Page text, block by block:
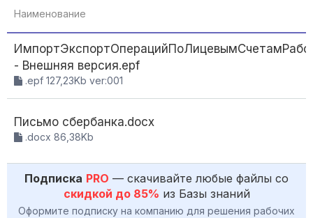
Наименование
- Внешняя версия.epf
.epf 127,23Kb ver:001
Письмо сбербанка.docx
.docx 86,38Kb
Подписка PRO — скачивайте любые файлы со
скидкой до 85% из Базы знаний
Оформите подписку на компанию для решения рабочих